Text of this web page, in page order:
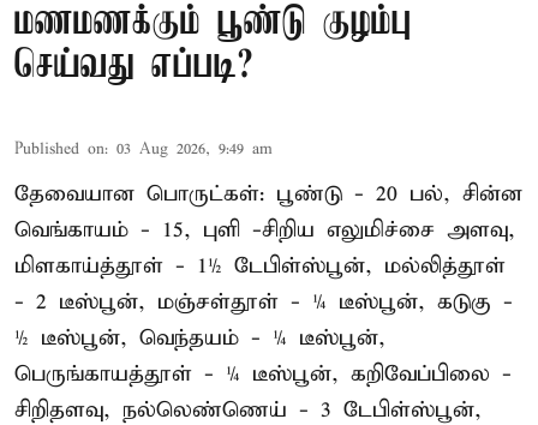
மணமணக்கும் பூண்டு குழம்பு
செய்வது எப்படி?
Published on: 03 Aug 2026, 9:49 am
தேவையான பொருட்கள்: பூண்டு - 20 பல், சின்ன
வெங்காயம் - 15, புளி -சிறிய எலுமிச்சை அளவு,
மிளகாய்த்தூள் - 1½ டேபிள்ஸ்பூன், மல்லித்தூள்
- 2 டீஸ்பூன், மஞ்சள்தூள் - ¼ டீஸ்பூன், கடுகு -
½ டீஸ்பூன், வெந்தயம் - ¼ டீஸ்பூன்,
பெருங்காயத்தூள் - ¼ டீஸ்பூன், கறிவேப்பிலை -
சிறிதளவு, நல்லெண்ணெய் - 3 டேபிள்ஸ்பூன்,